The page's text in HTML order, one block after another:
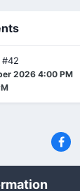
#42
2026 4:00 PM